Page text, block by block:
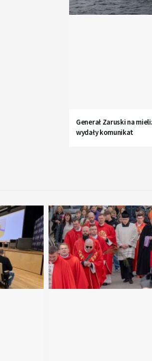
Generał Zaruski na
wydały komunikat